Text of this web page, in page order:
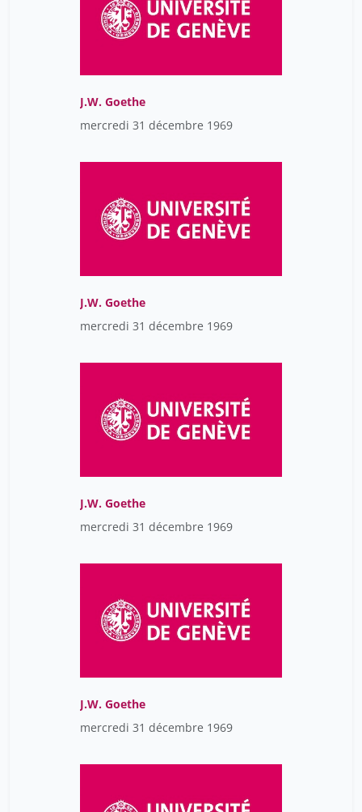
J.W. Goethe
mercredi 31 décembre 1969
J.W. Goethe
mercredi 31 décembre 1969
J.W. Goethe
mercredi 31 décembre 1969
J.W. Goethe
mercredi 31 décembre 1969